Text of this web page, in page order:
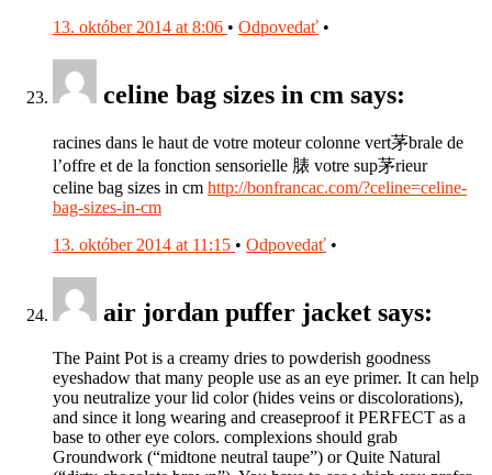
13. október 2014 at 8:06 • Odpovedať •
celine bag sizes in cm says:
racines dans le haut de votre moteur colonne vert茅brale de
l’offre et de la fonction sensorielle 脿 votre sup茅rieur
celine bag sizes in cm http://bonfrancac.com/?celine=celine-
bag-sizes-in-cm
13. október 2014 at 11:15 • Odpovedať •
air jordan puffer jacket says:
The Paint Pot is a creamy dries to powderish goodness
eyeshadow that many people use as an eye primer. It can help
you neutralize your lid color (hides veins or discolorations),
and since it long wearing and creaseproof it PERFECT as a
base to other eye colors. complexions should grab
Groundwork (“midtone neutral taupe”) or Quite Natural